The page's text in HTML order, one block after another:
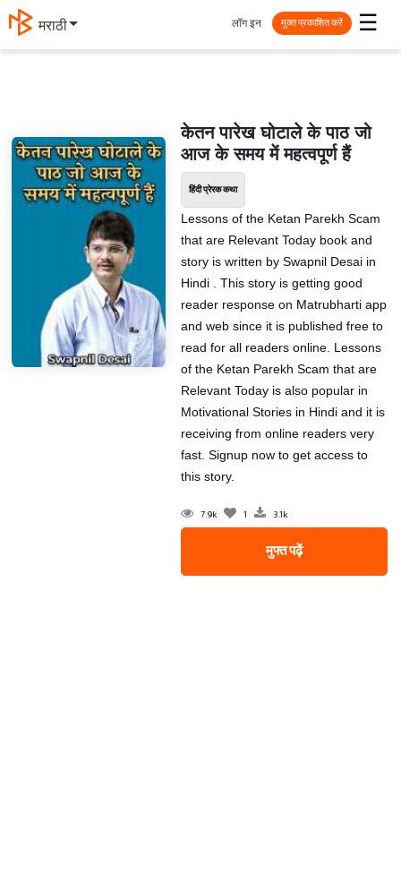
मराठी ☰
लॉग इन मुक्त प्रकाशित करें
केतन पारेख घोटाले के पाठ जो
आज के समय में महत्वपूर्ण हैं
हिंदी प्रेरक कथा
Lessons of the Ketan Parekh Scam
that are Relevant Today book and
story is written by Swapnil Desai in
Hindi . This story is getting good
reader response on Matrubharti app
and web since it is published free to
read for all readers online. Lessons
of the Ketan Parekh Scam that are
Relevant Today is also popular in
Motivational Stories in Hindi and it is
receiving from online readers very
fast. Signup now to get access to
this story.
7.9k 1 3.1k
मुफ्त पढ़ें